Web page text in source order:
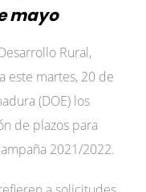
mayo
Rural,
este martes, 20 de
(DOE) los
de plazos para
2021/2022.